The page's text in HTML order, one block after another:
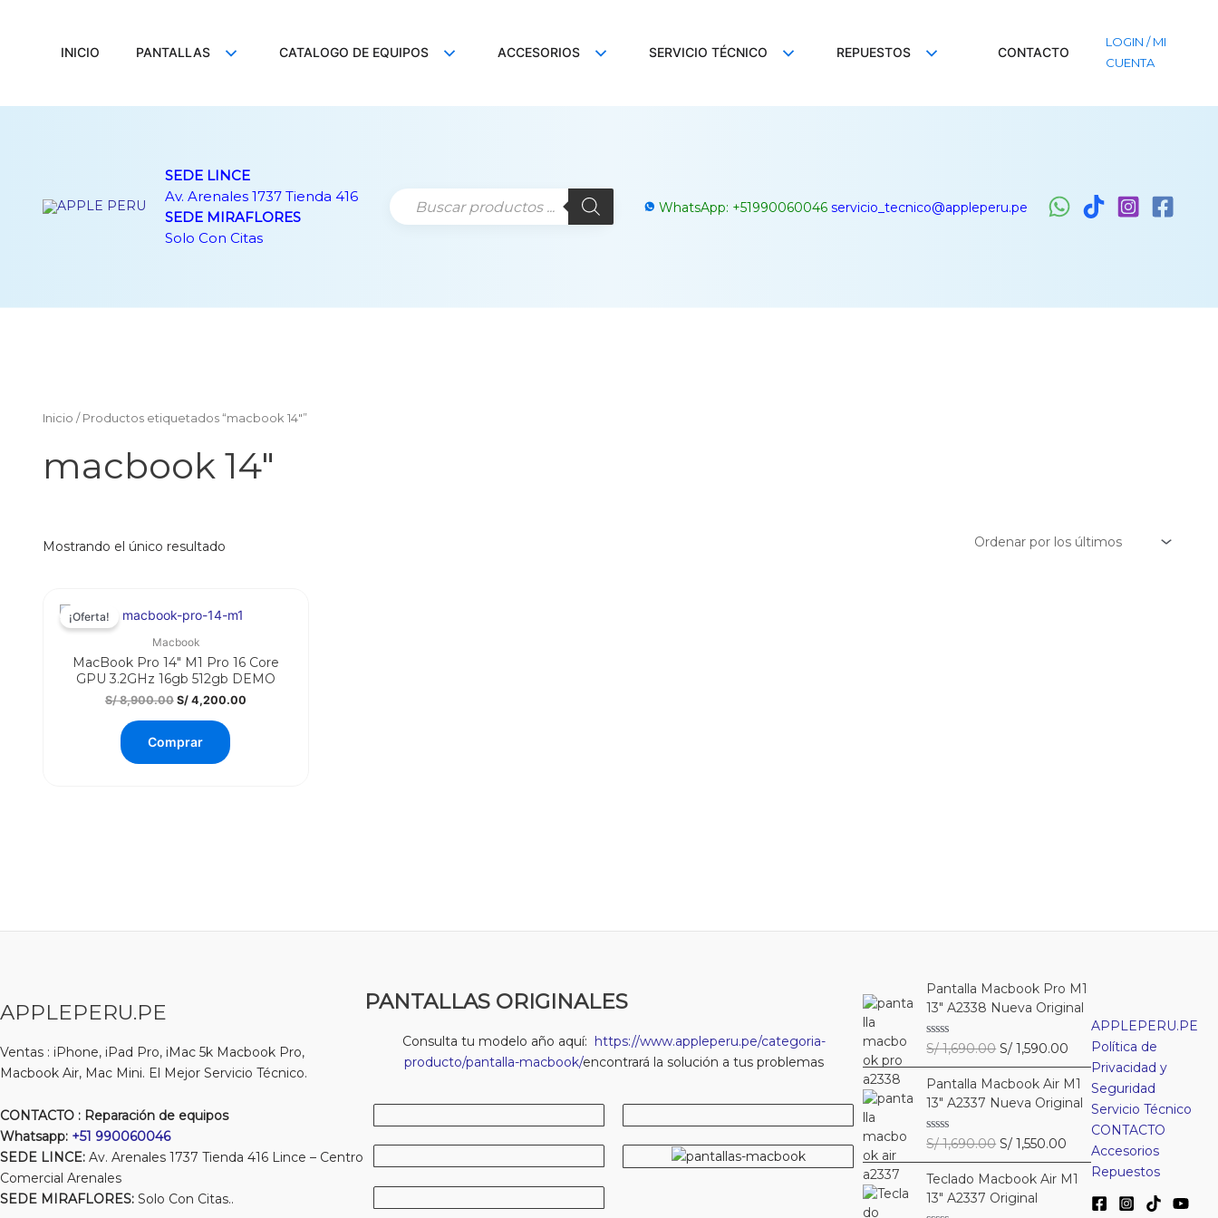
contenidoINICIO PANTALLAS CATALOGO DE EQUIPOS ACCESORIOS SERVICIO TÉCNICO REPUESTOS CONTACTO
LOGIN / MI
CUENTA
SEDE LINCE
Av. Arenales 1737 Tienda 416
SEDE MIRAFLORES
Solo Con Citas
WhatsApp: +51990060046 servicio_tecnico@appleperu.pe
Inicio / Productos etiquetados “macbook 14"”
macbook 14"
Mostrando el único resultado
¡Oferta!
Macbook
MacBook Pro 14″ M1 Pro 16 Core
GPU 3.2GHz 16gb 512gb DEMO
S/8,900.00 El
era:
S/ 8,900.00.
S/4,200.00El
Comprar
APPLEPERU.PE
Ventas : iPhone, iPad Pro, iMac 5k Macbook Pro,
Macbook Air, Mac Mini. El Mejor Servicio Técnico.
CONTACTO : Reparación de equipos
Whatsapp: +51 990060046
SEDE LINCE: Av. Arenales 1737 Tienda 416 Lince – Centro
Comercial Arenales
SEDE MIRAFLORES: Solo Con Citas..
PANTALLAS ORIGINALES
Consulta tu modelo año aquí: https://www.appleperu.pe/categoria-
producto/pantalla-macbook/encontrará la solución a tus problemas
Pantalla Macbook Pro M1
13″ A2338 Nueva Original
V
o
r
a
d
o
c
o
n
0
d
S/1,690.00 El
precio
original
era:
S/ 1,590.00
precio
actual
es:
S/ 1,590.00.
Pantalla Macbook Air M1
13″ A2337 Nueva Original
V
o
r
a
S/1,690.00 El
precio
original
era:
S/ 1,550.00
precio
actual
Teclado Macbook Air M1
13″ A2337 Original
APPLEPERU.PE
Política de
Privacidad y
Seguridad
Servicio Técnico
CONTACTO
Accesorios
Repuestos